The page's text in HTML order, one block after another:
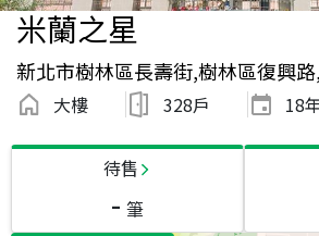
米蘭之星
新北市樹林區長壽街,樹林區復興
大樓 328戶 18
待售
- 筆